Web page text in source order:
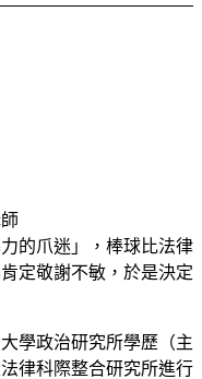
的爪迷」，棒球比法律
定敬謝不敏，於是決定
學政治研究所學歷（主
律科際整合研究所進行